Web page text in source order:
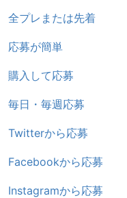
全プレまたは先着
応募が簡単
購入して応募
毎日・毎週応募
Twitterから応募
Facebookから応募
Instagramから応募